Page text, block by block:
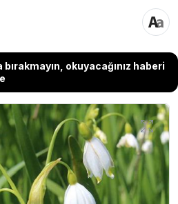
okuyacağınız haberi